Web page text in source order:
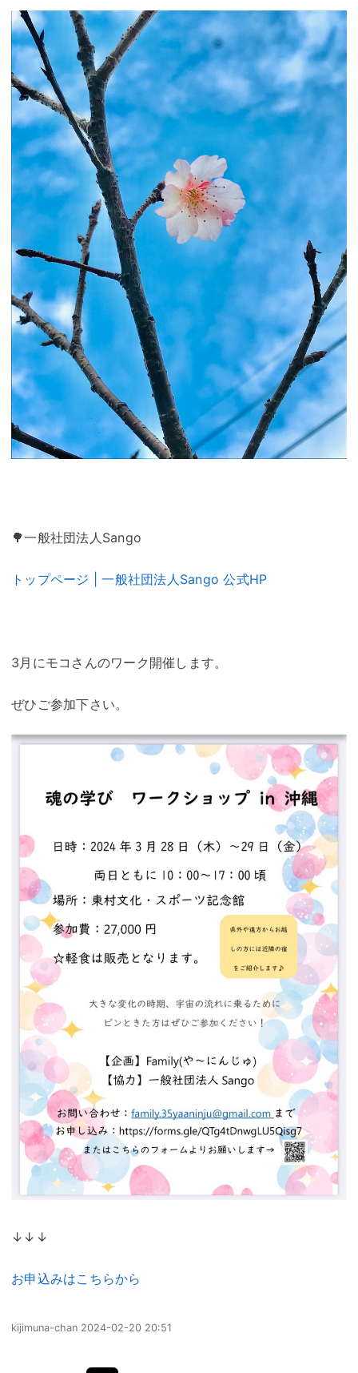
🌳一般社団法人Sango
トップページ | 一般社団法人Sango 公式HP
3月にモコさんのワーク開催します。
ぜひご参加下さい。
↓↓↓
お申込みはこちらから
kijimuna-chan 2024-02-20 20:51